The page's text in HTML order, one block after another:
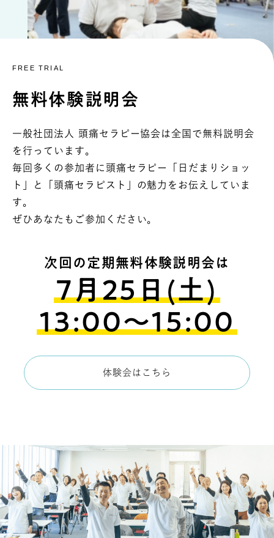
FREE TRIAL
無料体験説明会
一般社団法人 頭痛セラピー協会は全国で無料説明会
を行っています。
毎回多くの参加者に頭痛セラピー「日だまりショッ
ト」と「頭痛セラピスト」の魅力をお伝えしていま
す。
ぜひあなたもご参加ください。
次回の定期無料体験説明会は
7月25日(土)
13:00〜15:00
体験会はこちら